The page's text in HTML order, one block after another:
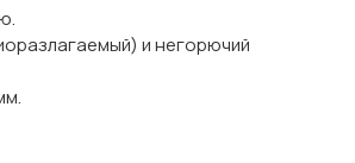
и негорючий